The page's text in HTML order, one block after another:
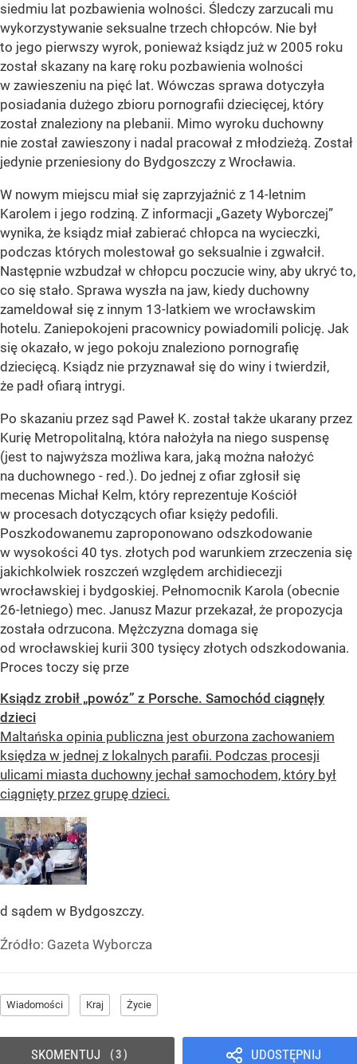
siedmiu lat pozbawienia wolności. Śledczy zarzucali mu
wykorzystywanie seksualne trzech chłopców. Nie był
to jego pierwszy wyrok, ponieważ ksiądz już w 2005 roku
został skazany na karę roku pozbawienia wolności
w zawieszeniu na pięć lat. Wówczas sprawa dotyczyła
posiadania dużego zbioru pornografii dziecięcej, który
został znaleziony na plebanii. Mimo wyroku duchowny
nie został zawieszony i nadal pracował z młodzieżą. Został
jedynie przeniesiony do Bydgoszczy z Wrocławia.
W nowym miejscu miał się zaprzyjaźnić z 14-letnim
Karolem i jego rodziną. Z informacji „Gazety Wyborczej”
wynika, że ksiądz miał zabierać chłopca na wycieczki,
podczas których molestował go seksualnie i zgwałcił.
Następnie wzbudzał w chłopcu poczucie winy, aby ukryć to,
co się stało. Sprawa wyszła na jaw, kiedy duchowny
zameldował się z innym 13-latkiem we wrocławskim
hotelu. Zaniepokojeni pracownicy powiadomili policję. Jak
się okazało, w jego pokoju znaleziono pornografię
dziecięcą. Ksiądz nie przyznawał się do winy i twierdził,
że padł ofiarą intrygi.
Po skazaniu przez sąd Paweł K. został także ukarany przez
Kurię Metropolitalną, która nałożyła na niego suspensę
(jest to najwyższa możliwa kara, jaką można nałożyć
na duchownego - red.). Do jednej z ofiar zgłosił się
mecenas Michał Kelm, który reprezentuje Kościół
w procesach dotyczących ofiar księży pedofili.
Poszkodowanemu zaproponowano odszkodowanie
w wysokości 40 tys. złotych pod warunkiem zrzeczenia się
jakichkolwiek roszczeń względem archidiecezji
wrocławskiej i bydgoskiej. Pełnomocnik Karola (obecnie
26-letniego) mec. Janusz Mazur przekazał, że propozycja
została odrzucona. Mężczyzna domaga się
od wrocławskiej kurii 300 tysięcy złotych odszkodowania.
Proces toczy się prze
Ksiądz zrobił „powóz” z Porsche. Samochód ciągnęły
dzieci
Maltańska opinia publiczna jest oburzona zachowaniem
księdza w jednej z lokalnych parafii. Podczas procesji
ulicami miasta duchowny jechał samochodem, który był
ciągnięty przez grupę dzieci.
d sądem w Bydgoszczy.
Źródło: Gazeta Wyborcza
Wiadomości Kraj Życie
UDOSTĘPNIJ
SKOMENTUJ 3